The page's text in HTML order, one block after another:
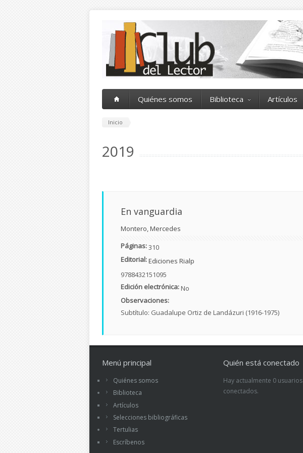
Quiénes somos Biblioteca Artículos
Inicio
2019
En vanguardia
Montero, Mercedes
Páginas:310
Editorial:Ediciones Rialp
9788432151095
Edición electrónica:No
Observaciones:
Subtítulo: Guadalupe Ortiz de Landázuri (1916-1975)
Menú principal
Quiénes somos
Biblioteca
Artículos
Selecciones bibliográficas
Tertulias
Escríbenos
Quién está conectado
Hay actualmente 0 usuarios
conectados.